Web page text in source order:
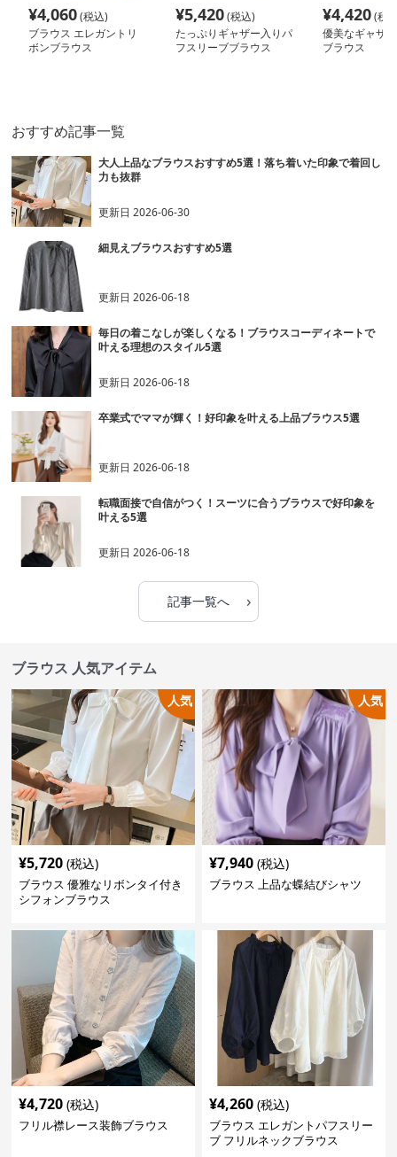
¥4,060(税込)
ブラウス エレガントリ
ボンブラウス
¥5,420(税込)
たっぷりギャザー入りパ
フスリーブブラウス
¥4,420(税
優美なギャザ
ブラウス
おすすめ記事一覧
大人上品なブラウスおすすめ5選！落ち着いた印象で着回し
力も抜群
更新日2026-06-30
細見えブラウスおすすめ5選
更新日2026-06-18
毎日の着こなしが楽しくなる！ブラウスコーディネートで
叶える理想のスタイル5選
更新日2026-06-18
卒業式でママが輝く！好印象を叶える上品ブラウス5選
更新日2026-06-18
転職面接で自信がつく！スーツに合うブラウスで好印象を
叶える5選
更新日2026-06-18
記事一覧へ ›
ブラウス 人気アイテム
人気
¥5,720 (税込)
ブラウス 優雅なリボンタイ付き
シフォンブラウス
人気
¥7,940 (税込)
ブラウス 上品な蝶結びシャツ
¥4,720 (税込)
フリル襟レース装飾ブラウス
¥4,260 (税込)
ブラウス エレガントパフスリー
ブ フリルネックブラウス